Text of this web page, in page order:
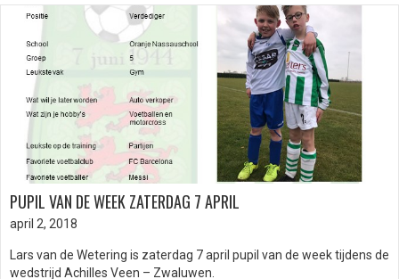
PUPIL VAN DE WEEK ZATERDAG 7 APRIL
april 2, 2018
Lars van de Wetering is zaterdag 7 april pupil van de week tijdens de
wedstrijd Achilles Veen – Zwaluwen.